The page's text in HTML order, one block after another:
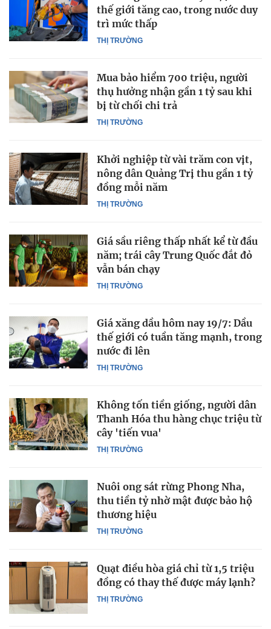
THỊ TRƯỜNG
thế giới tăng cao, trong nước duy
trì mức thấp
THỊ TRƯỜNG
Mua bảo hiểm 700 triệu, người
thụ hưởng nhận gần 1 tỷ sau khi
bị từ chối chi trả
THỊ TRƯỜNG
Khởi nghiệp từ vài trăm con vịt,
nông dân Quảng Trị thu gần 1 tỷ
đồng mỗi năm
THỊ TRƯỜNG
Giá sầu riêng thấp nhất kể từ đầu
năm; trái cây Trung Quốc đắt đỏ
vẫn bán chạy
THỊ TRƯỜNG
Giá xăng dầu hôm nay 19/7: Dầu
thế giới có tuần tăng mạnh, trong
nước đi lên
THỊ TRƯỜNG
Không tốn tiền giống, người dân
Thanh Hóa thu hàng chục triệu từ
cây 'tiến vua'
THỊ TRƯỜNG
Nuôi ong sát rừng Phong Nha,
thu tiền tỷ nhờ mật được bảo hộ
thương hiệu
THỊ TRƯỜNG
Quạt điều hòa giá chỉ từ 1,5 triệu
đồng có thay thế được máy lạnh?